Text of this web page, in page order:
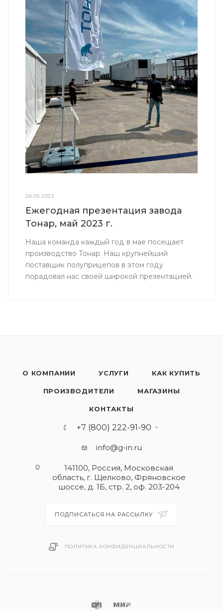
26.05.2023
Ежегодная презентация завода
Тонар, май 2023 г.
Наша команда каждый год в мае посещает
производство Тонар. Наш крупнейший
поставщик полуприцепов в этом году
порадовал нас своей широкой презентацией.
О КОМПАНИИ УСЛУГИ КАК КУПИТЬ
ПРОИЗВОДИТЕЛИ МАГАЗИНЫ
КОНТАКТЫ
+7 (800) 222-91-90
info@g-in.ru
141100, Россия, Московская
область, г. Щелково, Фряновское
шоссе, д. 1Б, стр. 2, оф. 203-204
ПОДПИСАТЬСЯ НА РАССЫЛКУ
ПОЛИТИКА КОНФИДЕНЦИАЛЬНОСТИ